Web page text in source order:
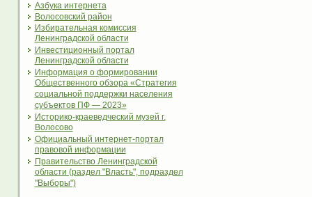
Азбука интернета
Волосовский район
Избирательная комиссия
Ленинградской области
Инвестиционный портал
Ленинградской области
Информация о формировании
Общественного обзора «Стратегия
социальной поддержки населения
субъектов ПФ — 2023»
Историко-краеведческий музей г.
Волосово
Официальный интернет-портал
правовой информации
Правительство Ленинградской
области (раздел "Власть", подраздел
"Выборы")